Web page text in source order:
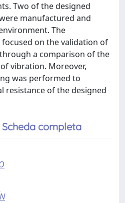
Two of the designed
manufactured and
The
on the validation of
a comparison of the
vibration. Moreover,
was performed to
resistance of the designed
Scheda completa